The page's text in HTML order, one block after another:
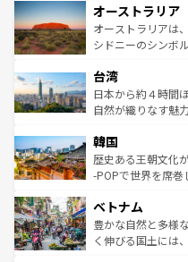
部のニューオーリ
文化が魅力。旅行
しみながら、その
ならではの贅沢な旅のスタイル
情報はコンテンツ
ワイ島は見逃せな
島だが、静かな自
おすすめ。エメラ
れるおもてなしの
人々、おいしいロ
ク、伝統的なフラ
ワイを、存分に味わってほしい。
はコンテンツ一覧
オーストラリア
オーストラリアは
シドニーのシンボ
リアリーフや大陸
ク）、タスマニア
ど、見どころがた
いる。アクティビ
ビング、ハイキン
い。オーストラリ
参照してほしい。
台湾
日本から約４時間
自然が織りなす魅
ン）、静ひつな山
と山間の静けさが
驚きをもたらして
容にもいいと評判
が味わ
照してほしい。
韓国
歴史ある王朝文化
-POPで世界を席巻
き、地方に足を延
できる。そして、
まで、さまざまな
ベトナム
豊かな自然と多様
く伸びる国土には